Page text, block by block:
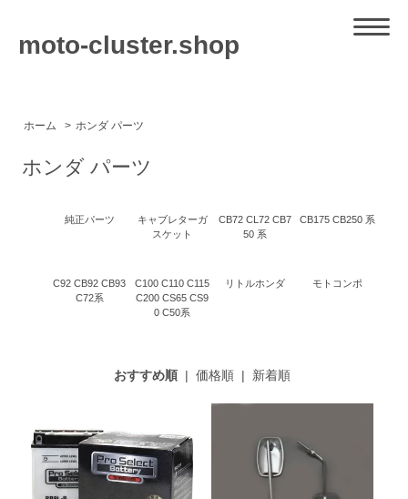
moto-cluster.shop
ホーム > ホンダ パーツ
ホンダ パーツ
純正パーツ
キャブレターガ
スケット
CB72 CL72 CB7
50 系
CB175 CB250 系
C92 CB92 CB93
C72系
C100 C110 C115
C200 CS65 CS9
0 C50系
リトルホンダ モトコンポ
おすすめ順| 価格順| 新着順